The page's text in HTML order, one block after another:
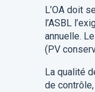
L’OA doit
l’ASBL
annuelle.
(PV
La qualité
de